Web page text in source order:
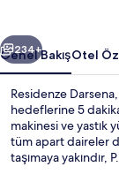
Sonraki
234+
Genel BakışOtel
Residenze
hedeflerine 5
makinesi ve yastık
tüm apart daireler
taşımaya yakındır,